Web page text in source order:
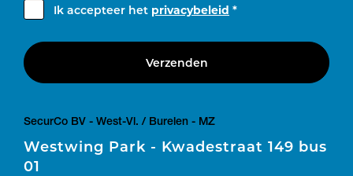
Ik accepteer het privacybeleid *
Verzenden
SecurCo BV - West-Vl. / Burelen - MZ
Westwing Park - Kwadestraat 149 bus
01